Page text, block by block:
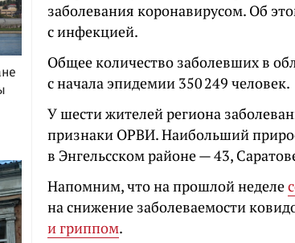
заболевания коронавирусом. Об
с инфекцией.
Общее количество заболевших в
с начала эпидемии 350 249 человек.
У шести жителей региона
признаки ОРВИ. Наибольший
в Энгельсском районе — 43,
Напомним, что на прошлой неделе
на снижение заболеваемости
и гриппом.